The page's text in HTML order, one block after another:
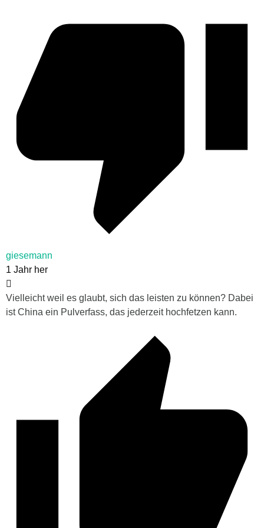
giesemann
1 Jahr her
Vielleicht weil es glaubt, sich das leisten zu können? Dabei
ist China ein Pulverfass, das jederzeit hochfetzen kann.